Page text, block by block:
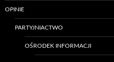
OPINIE
PARTYJNIACTWO
OŚRODEK INFORMACJI